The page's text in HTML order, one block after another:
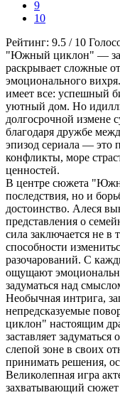
9
10
Рейтинг: 9.5 / 10
"Южный циклон" —
раскрывает сложные
эмоционального
имеет все: успешный
уютный дом. Но
долгосрочной измене
благодаря дружбе
эпизод сериала — это
конфликты, море
ценностей.
В центре сюжета
последствия, но и
достоинство. Алеся
представления о
сила заключается не в
способности
разочарований. С
ощущают
задуматься над
Необычная интрига,
непредсказуемые
циклон" настоящим
заставляет
слепой зоне в своих
принимать решения,
Великолепная игра
захватывающий